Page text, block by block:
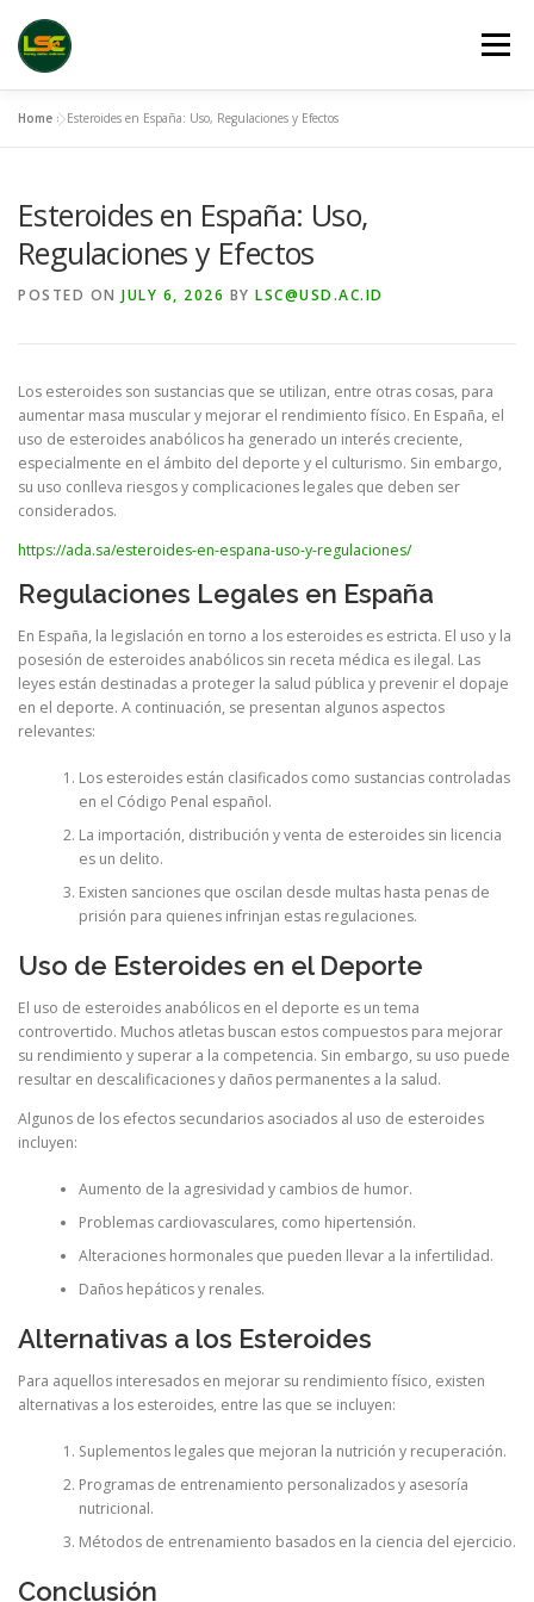
content
Menu
ACCEPTED ABSTRACTS VENUES
Home »Esteroides en España: Uso, Regulaciones y Efectos
Esteroides en España: Uso,
Regulaciones y Efectos
POSTED ON JULY 6, 2026 BY LSC@USD.AC.ID
Los esteroides son sustancias que se utilizan, entre otras cosas, para
aumentar masa muscular y mejorar el rendimiento físico. En España, el
uso de esteroides anabólicos ha generado un interés creciente,
especialmente en el ámbito del deporte y el culturismo. Sin embargo,
su uso conlleva riesgos y complicaciones legales que deben ser
considerados.
https://ada.sa/esteroides-en-espana-uso-y-regulaciones/
Regulaciones Legales en España
En España, la legislación en torno a los esteroides es estricta. El uso y la
posesión de esteroides anabólicos sin receta médica es ilegal. Las
leyes están destinadas a proteger la salud pública y prevenir el dopaje
en el deporte. A continuación, se presentan algunos aspectos
relevantes:
Los esteroides están clasificados como sustancias controladas
en el Código Penal español.
La importación, distribución y venta de esteroides sin licencia
es un delito.
Existen sanciones que oscilan desde multas hasta penas de
prisión para quienes infrinjan estas regulaciones.
Uso de Esteroides en el Deporte
El uso de esteroides anabólicos en el deporte es un tema
controvertido. Muchos atletas buscan estos compuestos para mejorar
su rendimiento y superar a la competencia. Sin embargo, su uso puede
resultar en descalificaciones y daños permanentes a la salud.
Algunos de los efectos secundarios asociados al uso de esteroides
incluyen:
Aumento de la agresividad y cambios de humor.
Problemas cardiovasculares, como hipertensión.
Alteraciones hormonales que pueden llevar a la infertilidad.
Daños hepáticos y renales.
Alternativas a los Esteroides
Para aquellos interesados en mejorar su rendimiento físico, existen
alternativas a los esteroides, entre las que se incluyen:
Suplementos legales que mejoran la nutrición y recuperación.
Programas de entrenamiento personalizados y asesoría
nutricional.
Métodos de entrenamiento basados en la ciencia del ejercicio.
Conclusión